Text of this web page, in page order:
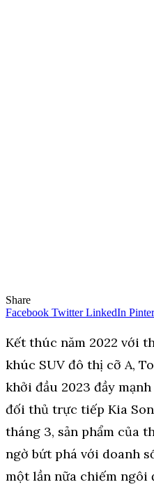
Share
Facebook Twitter LinkedIn
Kết thúc năm 2022 với
khúc SUV đô thị cỡ A,
khởi đầu 2023 đầy
đối thủ trực tiếp Kia
tháng 3, sản phẩm của
ngờ bứt phá với doanh
một lần nữa chiếm ngôi